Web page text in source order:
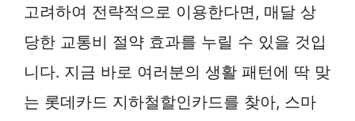
고려하여 전략적으로 이용한다면, 매달 상
당한 교통비 절약 효과를 누릴 수 있을 것입
니다. 지금 바로 여러분의 생활 패턴에 딱 맞
는 롯데카드 지하철할인카드를 찾아, 스마